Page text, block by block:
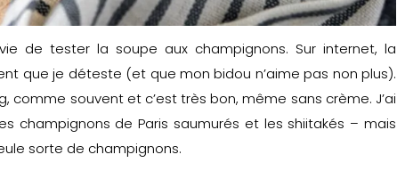
de tester la soupe aux champignons. Sur internet, la
que je déteste (et que mon bidou n’aime pas non plus).
comme souvent et c’est très bon, même sans crème. J’ai
champignons de Paris saumurés et les shiitakés – mais
sorte de champignons.